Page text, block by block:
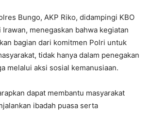
Bungo, AKP Riko, didampingi KBO
Irawan, menegaskan bahwa kegiatan
bagian dari komitmen Polri untuk
tidak hanya dalam penegakan
melalui aksi sosial kemanusiaan.
dapat membantu masyarakat
ibadah puasa serta